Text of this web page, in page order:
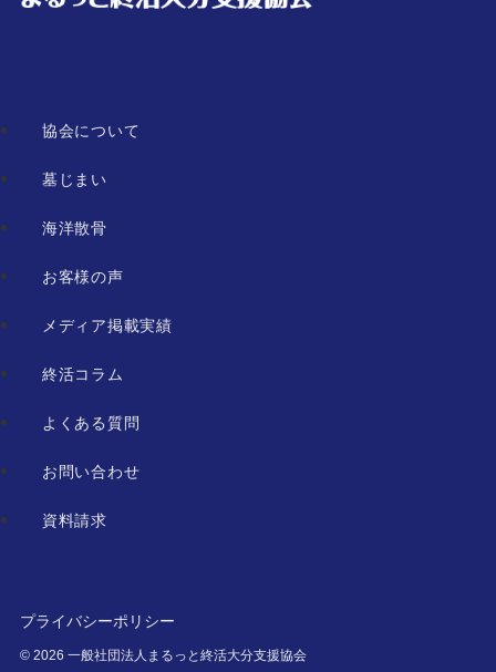
協会について
墓じまい
海洋散骨
お客様の声
メディア掲載実績
終活コラム
よくある質問
お問い合わせ
資料請求
©2026 一般社団法人まるっと終活大分支援協会
プライバシーポリシー